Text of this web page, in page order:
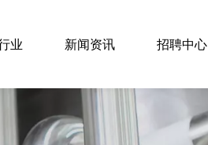
业 新闻资讯 招聘中心